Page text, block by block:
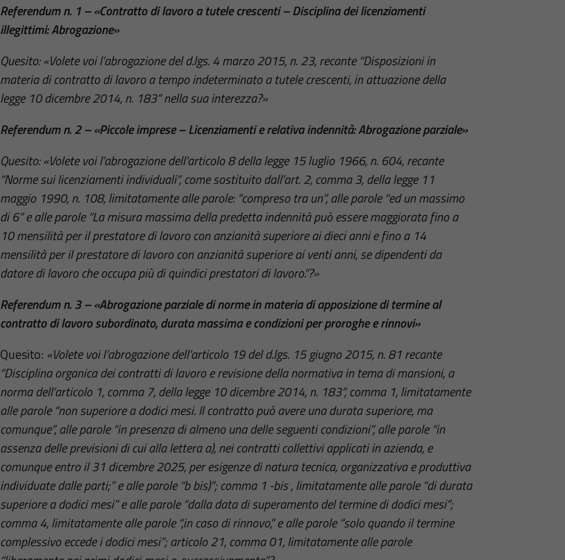
Referendum n. 1 – «Contratto di lavoro a tutele crescenti – Disciplina dei licenziamenti
illegittimi: Abrogazione»
Quesito: «Volete voi l’abrogazione del d.lgs. 4 marzo 2015, n. 23, recante “Disposizioni in
materia di contratto di lavoro a tempo indeterminato a tutele crescenti, in attuazione della
legge 10 dicembre 2014, n. 183” nella sua interezza?»
Referendum n. 2 – «Piccole imprese – Licenziamenti e relativa indennità: Abrogazione parziale»
Quesito: «Volete voi l’abrogazione dell’articolo 8 della legge 15 luglio 1966, n. 604, recante
“Norme sui licenziamenti individuali”, come sostituito dall’art. 2, comma 3, della legge 11
maggio 1990, n. 108, limitatamente alle parole: “compreso tra un”, alle parole “ed un massimo
di 6” e alle parole “La misura massima della predetta indennità può essere maggiorata fino a
10 mensilità per il prestatore di lavoro con anzianità superiore ai dieci anni e fino a 14
mensilità per il prestatore di lavoro con anzianità superiore ai venti anni, se dipendenti da
datore di lavoro che occupa più di quindici prestatori di lavoro.”?»
Referendum n. 3 – «Abrogazione parziale di norme in materia di apposizione di termine al
contratto di lavoro subordinato, durata massima e condizioni per proroghe e rinnovi»
Quesito: «Volete voi l’abrogazione dell’articolo 19 del d.lgs. 15 giugno 2015, n. 81 recante
“Disciplina organica dei contratti di lavoro e revisione della normativa in tema di mansioni, a
norma dell’articolo 1, comma 7, della legge 10 dicembre 2014, n. 183”, comma 1, limitatamente
alle parole “non superiore a dodici mesi. Il contratto può avere una durata superiore, ma
comunque”, alle parole “in presenza di almeno una delle seguenti condizioni”, alle parole “in
assenza delle previsioni di cui alla lettera a), nei contratti collettivi applicati in azienda, e
comunque entro il 31 dicembre 2025, per esigenze di natura tecnica, organizzativa e produttiva
individuate dalle parti;” e alle parole “b bis)”; comma 1 -bis , limitatamente alle parole “di durata
superiore a dodici mesi” e alle parole “dalla data di superamento del termine di dodici mesi”;
comma 4, limitatamente alle parole “,in caso di rinnovo,” e alle parole “solo quando il termine
complessivo eccede i dodici mesi”; articolo 21, comma 01, limitatamente alle parole